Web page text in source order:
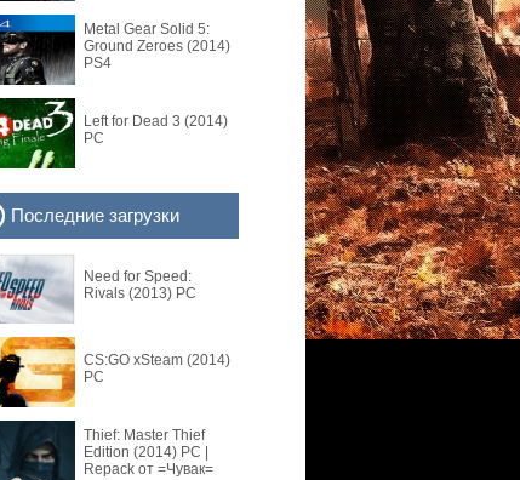
9-
Metal Gear Solid 5:
Ground Zeroes (2014)
PS4
Left for Dead 3 (2014)
PC
Последние загрузки
Need for Speed:
Rivals (2013) PC
CS:GO xSteam (2014)
PC
Thief: Master Thief
Edition (2014) PC |
Repack от =Чувак=